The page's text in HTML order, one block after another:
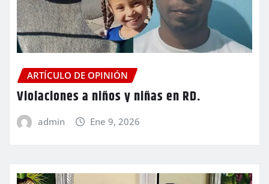
ARTÍCULO DE OPINIÓN
Violaciones a niños y niñas en RD.
admin Ene 9, 2026